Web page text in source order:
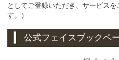
としてご登録いただき、サービス
す。）
公式フェイスブックペ